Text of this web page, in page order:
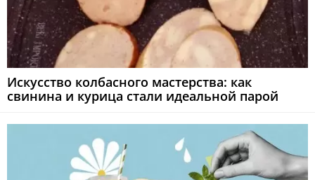
Искусство колбасного мастерства: как
свинина и курица стали идеальной парой